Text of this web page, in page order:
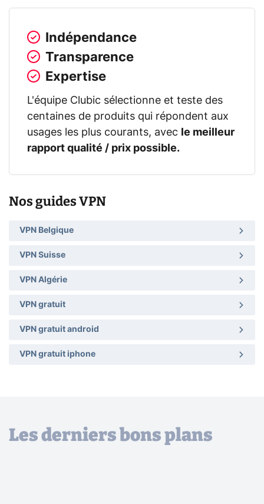
Indépendance
Transparence
Expertise
L'équipe Clubic sélectionne et teste des
centaines de produits qui répondent aux
usages les plus courants, avec
le meilleur
rapport qualité / prix possible.
Nos guides VPN
VPN Belgique
VPN Suisse
VPN Algérie
VPN gratuit
VPN gratuit android
VPN gratuit iphone
Les derniers bons plans